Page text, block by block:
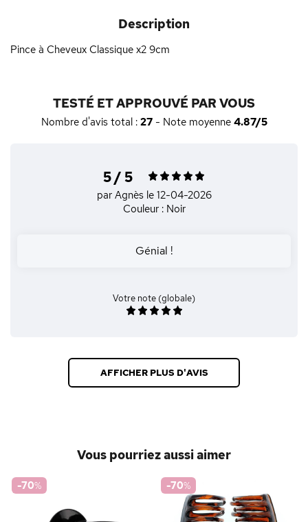
Description
Pince à Cheveux Classique x2 9cm
TESTÉ ET APPROUVÉ PAR VOUS
Nombre d'avis total : 27- Note moyenne 4.87/5
5 / 5
par Agnès le 12-04-2026
Couleur : Noir
Génial !
Votre note (globale)
AFFICHER PLUS D'AVIS
Vous pourriez aussi aimer
-70% -70%